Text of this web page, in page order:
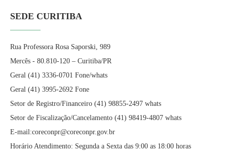
SEDE CURITIBA
Rua Professora Rosa Saporski, 989
Mercês - 80.810-120 – Curitiba/PR
Geral (41) 3336-0701 Fone/whats
Geral (41) 3995-2692 Fone
Setor de Registro/Financeiro (41) 98855-2497 whats
Setor de Fiscalização/Cancelamento (41) 98419-4807 whats
E-mail:coreconpr@coreconpr.gov.br
Horário Atendimento: Segunda a Sexta das 9:00 as 18:00 horas